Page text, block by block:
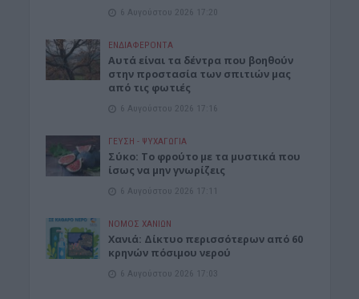
6 Αυγούστου 2026 17:20
ΕΝΔΙΑΦΕΡΟΝΤΑ
Αυτά είναι τα δέντρα που βοηθούν
στην προστασία των σπιτιών μας
από τις φωτιές
6 Αυγούστου 2026 17:16
ΓΕΎΣΗ - ΨΥΧΑΓΩΓΊΑ
Σύκο: Το φρούτο με τα μυστικά που
ίσως να μην γνωρίζεις
6 Αυγούστου 2026 17:11
ΝΟΜΌΣ ΧΑΝΊΩΝ
Xανιά: Δίκτυο περισσότερων από 60
κρηνών πόσιμου νερού
6 Αυγούστου 2026 17:03